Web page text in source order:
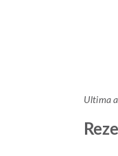
Ultima